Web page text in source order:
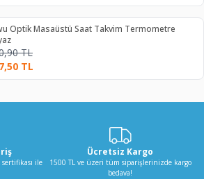
Optik Masaüstü Saat Takvim Termometre
TL
TL
ile
Ücretsiz Kargo
1500 TL ve üzeri tüm siparişlerinizde kargo
bedava!